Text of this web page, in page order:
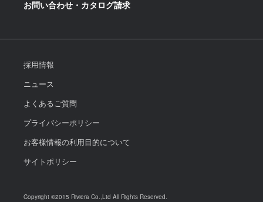
お問い合わせ・カタログ請求
採用情報
ニュース
よくあるご質問
プライバシーポリシー
お客様情報の利用目的について
サイトポリシー
Copyright ©2015 Riviera Co.,Ltd All Rights Reserved.